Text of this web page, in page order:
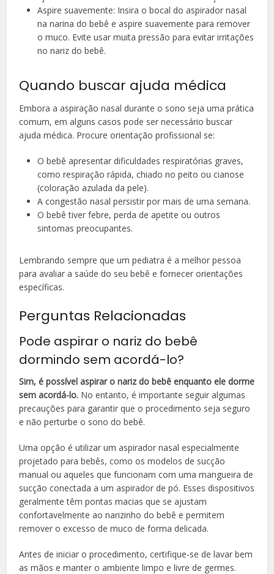
Aspire suavemente: Insira o bocal do aspirador nasal
na narina do bebê e aspire suavemente para remover
o muco. Evite usar muita pressão para evitar irritações
no nariz do bebê.
Quando buscar ajuda médica
Embora a aspiração nasal durante o sono seja uma prática
comum, em alguns casos pode ser necessário buscar
ajuda médica. Procure orientação profissional se:
O bebê apresentar dificuldades respiratórias graves,
como respiração rápida, chiado no peito ou cianose
(coloração azulada da pele).
A congestão nasal persistir por mais de uma semana.
O bebê tiver febre, perda de apetite ou outros
sintomas preocupantes.
Lembrando sempre que um pediatra é a melhor pessoa
para avaliar a saúde do seu bebê e fornecer orientações
específicas.
Perguntas Relacionadas
Pode aspirar o nariz do bebê
dormindo sem acordá-lo?
Sim, é possível aspirar o nariz do bebê enquanto ele dorme
sem acordá-lo. No entanto, é importante seguir algumas
precauções para garantir que o procedimento seja seguro
e não perturbe o sono do bebê.
Uma opção é utilizar um aspirador nasal especialmente
projetado para bebês, como os modelos de sucção
manual ou aqueles que funcionam com uma mangueira de
sucção conectada a um aspirador de pó. Esses dispositivos
geralmente têm pontas macias que se ajustam
confortavelmente ao narizinho do bebê e permitem
remover o excesso de muco de forma delicada.
Antes de iniciar o procedimento, certifique-se de lavar bem
as mãos e manter o ambiente limpo e livre de germes.